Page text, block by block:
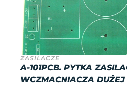
ZASILACZE
A-101PCB. PYTKA
WCZMACNIACZA DUŻEJ